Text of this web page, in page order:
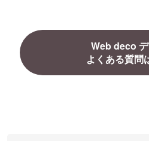
Web deco
よくある質問